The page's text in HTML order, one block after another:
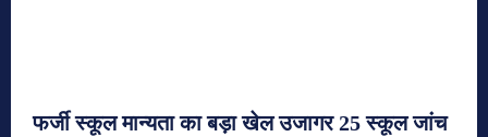
फर्जी स्कूल मान्यता का बड़ा खेल उजागर 25 स्कूल जांच